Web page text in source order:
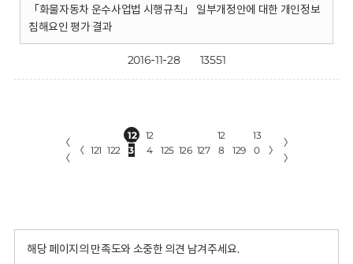
「화물자동차 운수사업법 시행규칙」 일부개정안에 대한 개인정보
침해요인 평가 결과
2016-11-28 13551
〈
〈
〈 121 122
12
3
12
4
125 126 127
12
8
129
13
0
〉
〉
〉
해당 페이지의 만족도와 소중한 의견 남겨주세요.